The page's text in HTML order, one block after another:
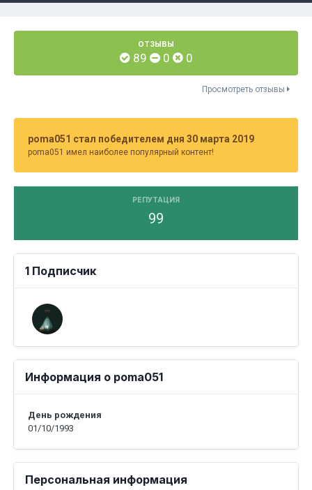
ОТЗЫВЫ
89 0 0
Просмотреть отзывы
poma051 стал победителем дня 30 марта 2019
poma051 имел наиболее популярный контент!
РЕПУТАЦИЯ
99
1 Подписчик
Информация о poma051
День рождения
01/10/1993
Персональная информация